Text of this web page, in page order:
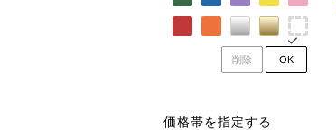
削除 OK
価格帯を指定する